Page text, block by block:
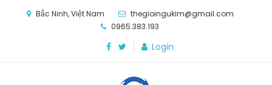
Bắc Ninh, Việt Nam
thegioingukim@gmail.com
0965.383.193
Login